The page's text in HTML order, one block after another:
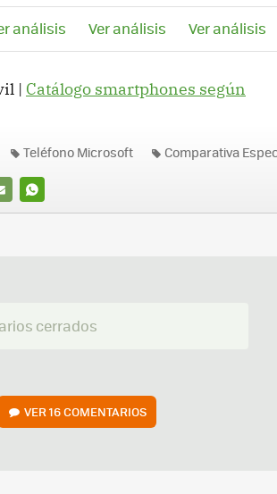
análisis Ver análisis Ver análisis
| Catálogo smartphones según
WHATSAPP
Teléfono Microsoft Comparativa
cerrados
VER16 COMENTARIOS